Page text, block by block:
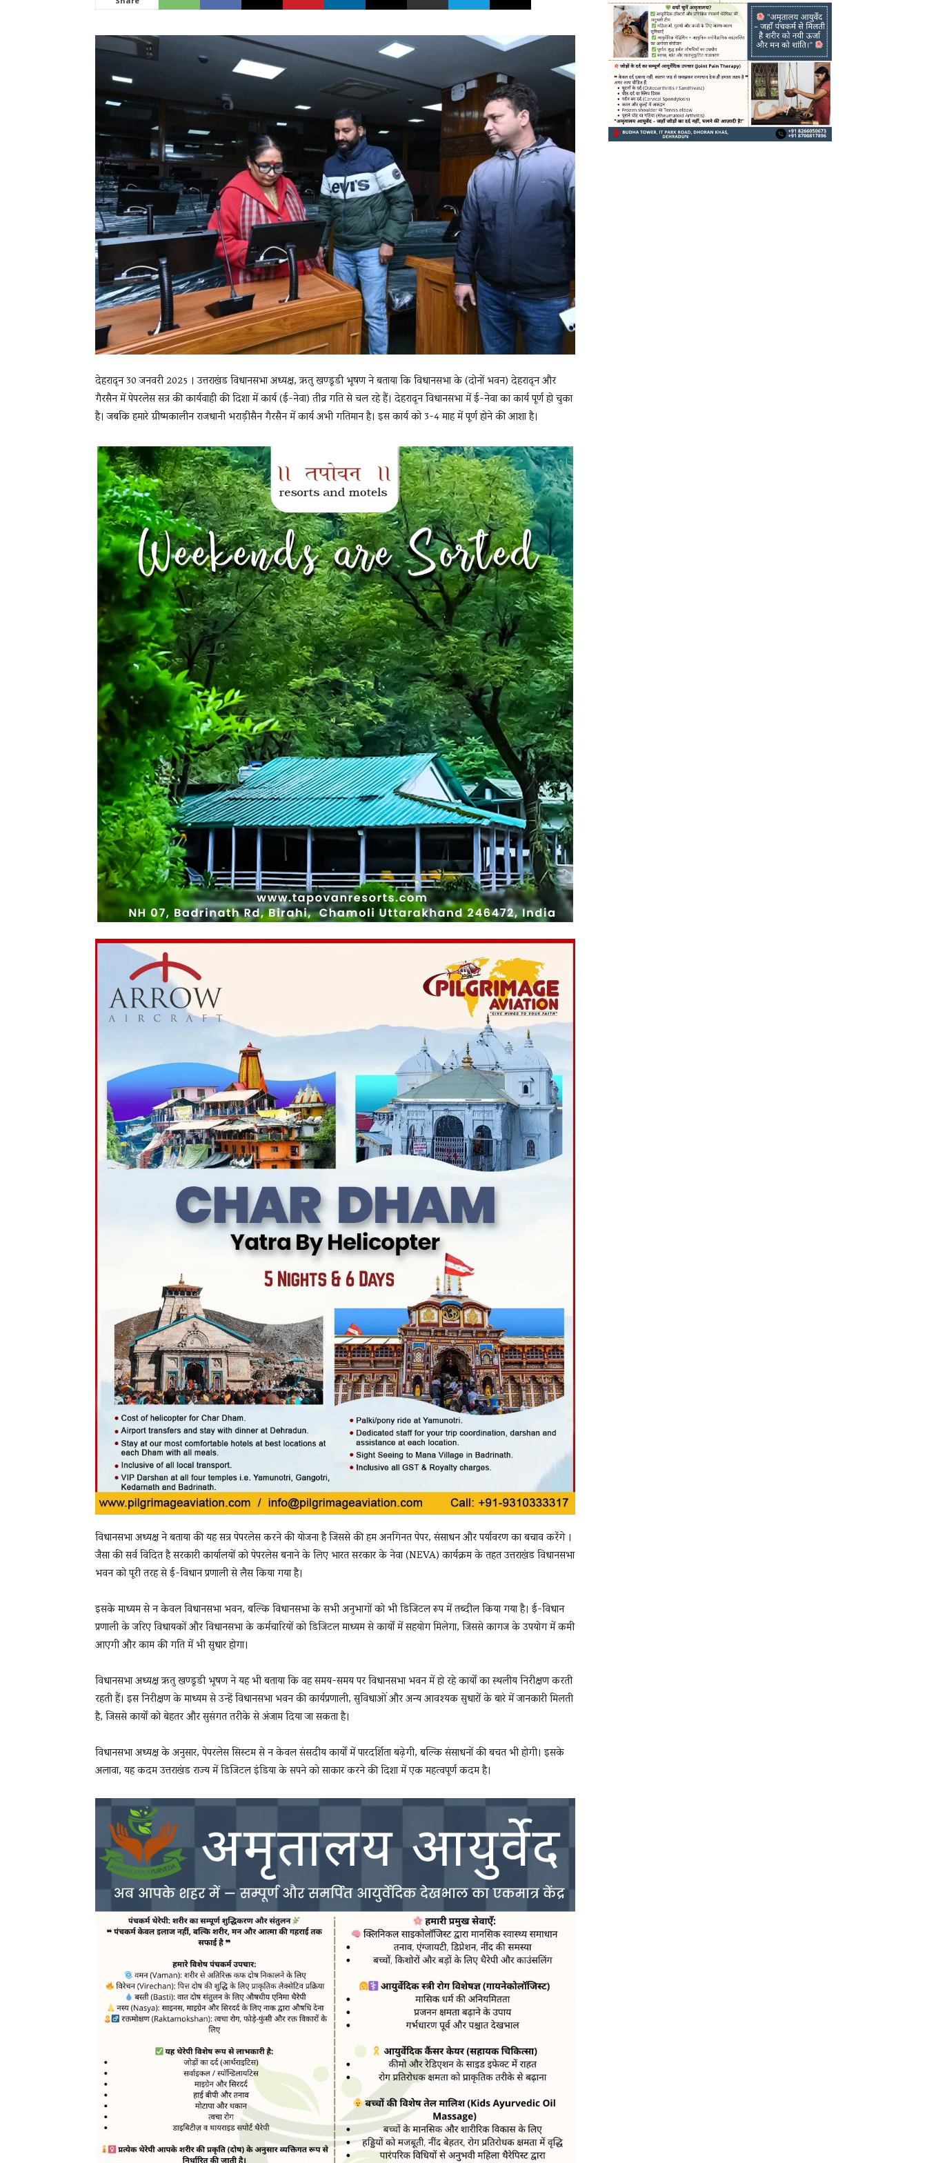
News
LIVE
देहरादून 30 जनवरी 2025 । उत्तराखंड विधानसभा अध्यक्ष, ऋतु खण्डूडी भूषण ने बताया कि विधानसभा के (दोनों भवन) देहरादून और
गैरसैन में पेपरलेस सत्र की कार्यवाही की दिशा में कार्य (ई-नेवा) तीव्र गति से चल रहे हैं। देहरादून विधानसभा में ई-नेवा का कार्य पूर्ण हो चुका
है। जबकि हमारे ग्रीष्मकालीन राजधानी भराड़ीसैन गैरसैन में कार्य अभी गतिमान है। इस कार्य को 3-4 माह में पूर्ण होने की आशा है।
विधानसभा अध्यक्ष ने बताया की यह सत्र पेपरलेस करने की योजना है जिससे की हम अनगिनत पेपर, संसाधन और पर्यावरण का बचाव करेंगे ।
जैसा की सर्व विदित है सरकारी कार्यालयों को पेपरलेस बनाने के लिए भारत सरकार के नेवा (NEVA) कार्यक्रम के तहत उत्तराखंड विधानसभा
भवन को पूरी तरह से ई-विधान प्रणाली से लैस किया गया है।
इसके माध्यम से न केवल विधानसभा भवन, बल्कि विधानसभा के सभी अनुभागों को भी डिजिटल रूप में तब्दील किया गया है। ई-विधान
प्रणाली के जरिए विधायकों और विधानसभा के कर्मचारियों को डिजिटल माध्यम से कार्यों में सहयोग मिलेगा, जिससे कागज के उपयोग में कमी
आएगी और काम की गति में भी सुधार होगा।
विधानसभा अध्यक्ष ऋतु खण्डूडी भूषण ने यह भी बताया कि वह समय-समय पर विधानसभा भवन में हो रहे कार्यों का स्थलीय निरीक्षण करती
रहती हैं। इस निरीक्षण के माध्यम से उन्हें विधानसभा भवन की कार्यप्रणाली, सुविधाओं और अन्य आवश्यक सुधारों के बारे में जानकारी मिलती
है, जिससे कार्यों को बेहतर और सुसंगत तरीके से अंजाम दिया जा सकता है।
विधानसभा अध्यक्ष के अनुसार, पेपरलेस सिस्टम से न केवल संसदीय कार्यों में पारदर्शिता बढ़ेगी, बल्कि संसाधनों की बचत भी होगी। इसके
अलावा, यह कदम उत्तराखंड राज्य में डिजिटल इंडिया के सपने को साकार करने की दिशा में एक महत्वपूर्ण कदम है।